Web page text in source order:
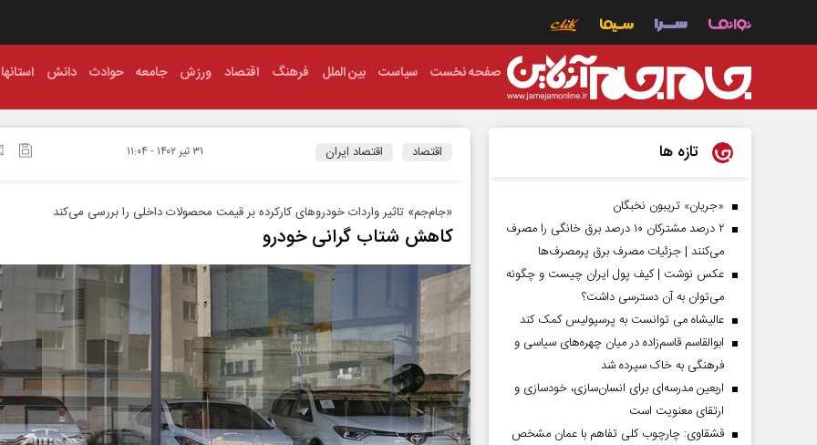
صفحه نخست سیاست بین الملل فرهنگ اقتصاد ورزش جامعه حوادث دانش استانها
اقتصاد اقتصاد ایران ۳۱ تير ۱۴۰۲ - ۱۱:۰۴
«جام‌جم» تاثیر واردات خودروهای کارکرده بر قیمت محصولات داخلی را بررسی می‌کند
کاهش شتاب گرانی خودرو
تازه ها
«جریان» تریبون نخبگان
۲ درصد مشترکان ۱۰ درصد برق خانگی را مصرف
می‌کنند | جزئیات مصرف برق پرمصرف‌ها
عکس نوشت | کیف پول ایران چیست و چگونه
می‌توان به آن دسترسی داشت؟
عالیشاه می توانست به پرسپولیس کمک کند
ابوالقاسم قاسم‌زاده در میان چهره‌های سیاسی و
فرهنگی به خاک سپرده شد
اربعین مدرسه‌ای برای انسان‌سازی، خودسازی و
ارتقای معنویت است
قشقاوی: چارچوب کلی تفاهم با عمان مشخص